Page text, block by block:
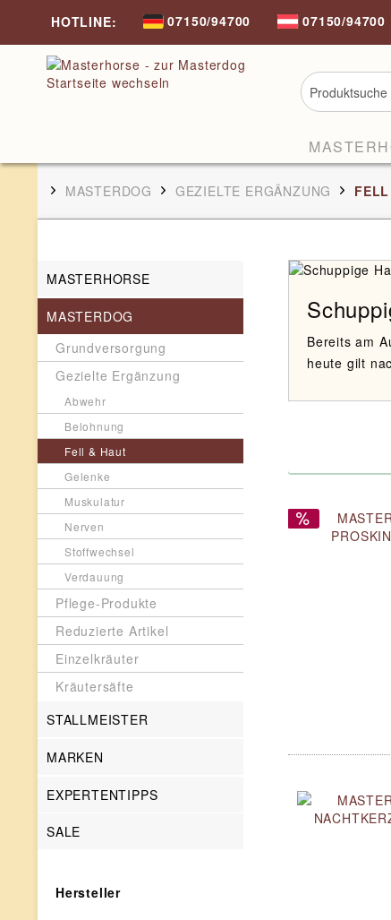
HOTLINE: 07150/94700 07150/94700
MASTERDOG GEZIELTE ERGÄNZUNG
MASTERHORSE
MASTERDOG
Grundversorgung
Gezielte Ergänzung
Abwehr
Belohnung
Fell & Haut
Gelenke
Muskulatur
Nerven
Stoffwechsel
Verdauung
Pflege-Produkte
Reduzierte Artikel
Einzelkräuter
Kräutersäfte
STALLMEISTER
MARKEN
EXPERTENTIPPS
SALE
Hersteller
Bereits am
heute gilt